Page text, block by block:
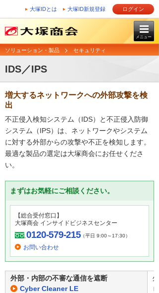
大塚IDとは 大塚ID新規登録 ログイン
メニュー
ソリューション・製品 セキュリティ
IDS／IPS
増大するネットワークへの外部攻撃を検
出
不正侵入検知システム（IDS）と不正侵入防御
システム（IPS）は、ネットワークやシステム
に対する外部からの攻撃や不正を検知します。
最適な製品の選定は大塚商会にお任せくださ
い。
まずはお気軽にご相談ください。
【総合受付窓口】
大塚商会 インサイドビジネスセンター
0120-579-215（平日 9:00～17:30）
お問い合わせ
外部・内部の不審な通信を遮断
Cyber Cleaner LE